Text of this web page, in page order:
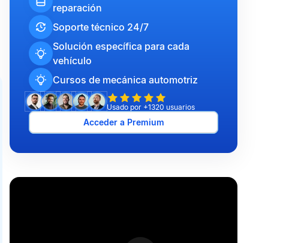
reparación
Soporte técnico 24/7
Solución específica para cada
vehículo
Cursos de mecánica automotriz
Usado por +1320 usuarios
Acceder a Premium